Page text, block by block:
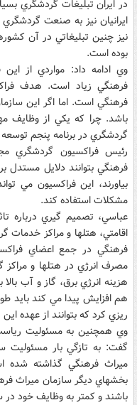
در ايران تبليغات گردشگري
ايرانيان نيز به صنعت
نيز چنين تبليغاتي در آن
بوده است.
وي ادامه داد: مواردي از
فرهنگي زياد است. هدف
فرهنگي است. اما اگر اين
باشد. چرا که يکي از وظايف
گردشگري در برنامه پنجم توسعه و
رئيس فراکسيون گردشگري
فرهنگي بتوانند دلايل مستدل
بياورند، اين فراکسيون مي
مشکلات استفاده کند.
عباسي، تصميم گيري درباره
اقامتي، هتلها و مراکز خدمات
فرهنگي در جمع اعضاي
مصرف انرژي در هتلها و مراکز
هزينه انرژي برق، گاز و آب
هم افزايش پيدا مي کند بايد
ريزي کرد که بتوانند از عهده
وي همچنين به مسئوليت
گفت: به تازگي بار مسئوليت
ميراث فرهنگي گذاشته
بخشهاي ديگر سازمان ميراث
باشند و کمتر به وظايف خود در